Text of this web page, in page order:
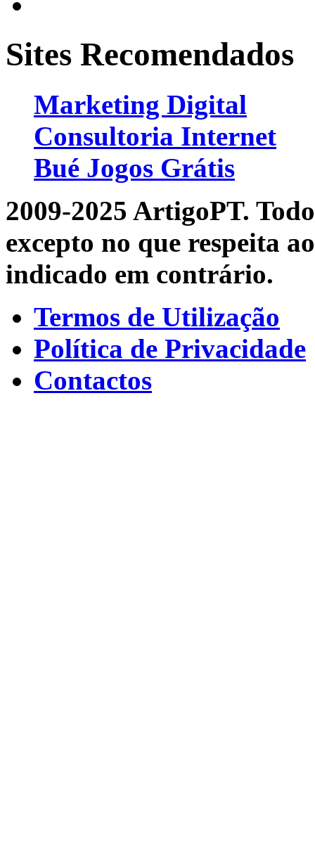
Sites Recomendados
Marketing Digital
Consultoria Internet
Bué Jogos Grátis
2009-2025 ArtigoPT.
excepto no que respeita
indicado em contrário.
Termos de Utilização
Política de Privacidade
Contactos